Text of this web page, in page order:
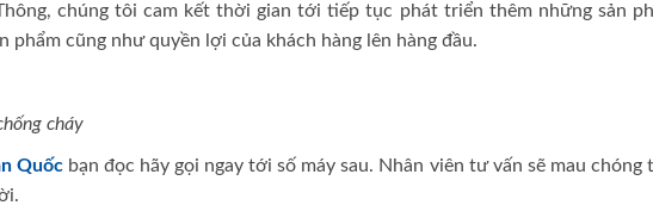
chúng tôi cam kết thời gian tới tiếp tục phát triển thêm những sản
cũng như quyền lợi của khách hàng lên hàng đầu.
cháy
Quốcbạn đọc hãy gọi ngay tới số máy sau. Nhân viên tư vấn sẽ mau chóng